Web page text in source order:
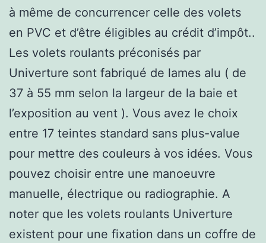
à même de concurrencer celle des volets
en PVC et d’être éligibles au crédit d’impôt..
Les volets roulants préconisés par
Univerture sont fabriqué de lames alu ( de
37 à 55 mm selon la largeur de la baie et
l’exposition au vent ). Vous avez le choix
entre 17 teintes standard sans plus-value
pour mettre des couleurs à vos idées. Vous
pouvez choisir entre une manoeuvre
manuelle, électrique ou radiographie. A
noter que les volets roulants Univerture
existent pour une fixation dans un coffre de